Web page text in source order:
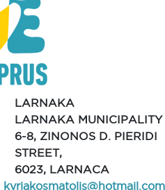
LARNAKA
LARNAKA MUNICIPALITY
6-8, ZINONOS D. PIERIDI
STREET,
6023, LARNACA
kyriakosmatolis@hotmail.com